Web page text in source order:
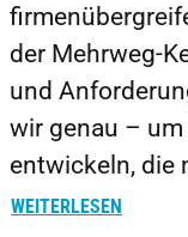
der Mehrweg-
und
wir genau –
entwickeln, die
WEITERLESEN